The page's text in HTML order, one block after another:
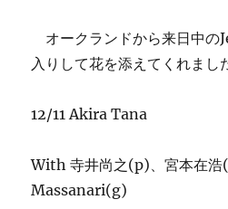
オークランドから来日中
入りして花を添えてくれまし
12/11 Akira Tana
With 寺井尚之(p)、宮本在
Massanari(g)